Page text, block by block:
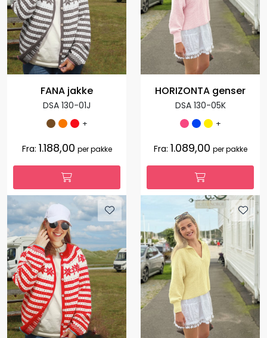
FANA jakke
DSA 130-01J
+
Fra: 1.188,00 per pakke
HORIZONTA genser
DSA 130-05K
+
Fra: 1.089,00 per pakke